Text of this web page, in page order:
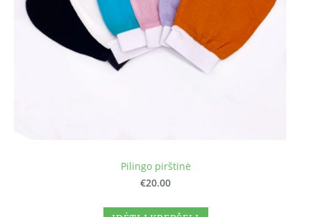
Pilingo pirštinė
€20.00